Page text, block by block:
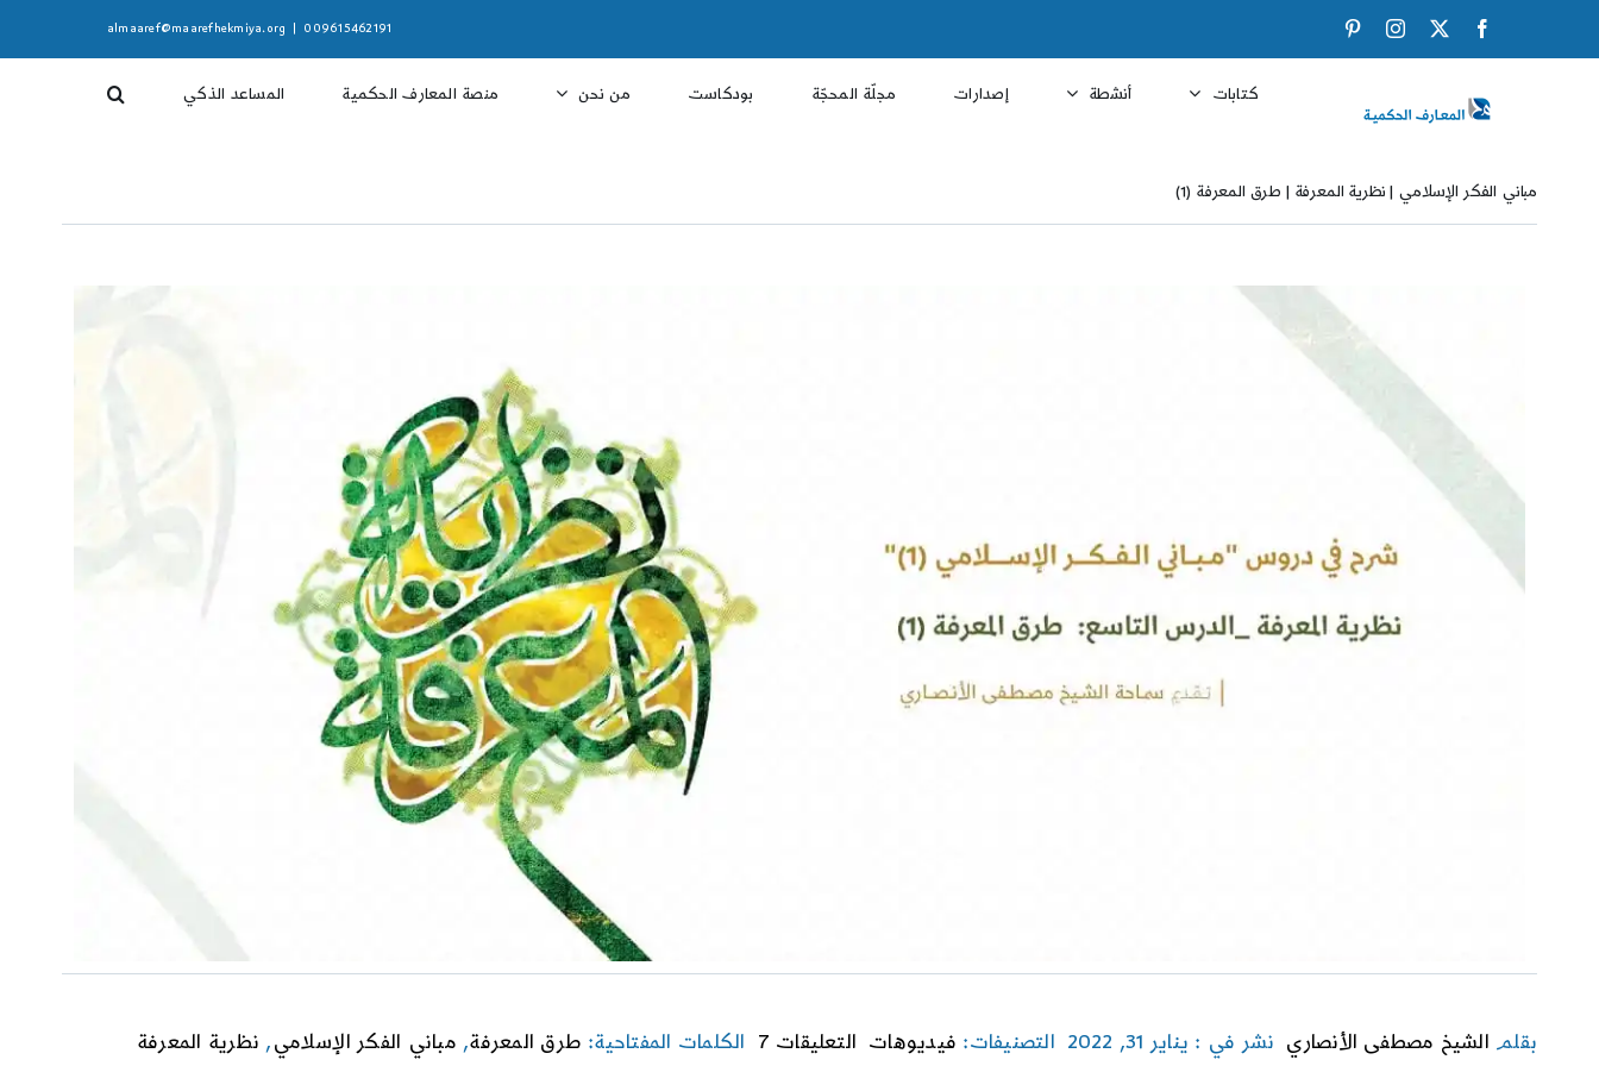
Facebook
X
Instagram
009615462191
almaaref@maarefhekmiya.org
كتابات أنشطة إصدارات مجلّة المحجّة بودكاست من نحن منصة المعارف الحكمية المساعد الذكي
مباني الفكر الإسلامي | نظرية المعرفة | طرق المعرفة (1)
بقلم الشيخ مصطفى الأنصاري نشر في : يناير 31, 2022 التصنيفات: فيديوهات التعليقات 7
onالكلمات المفتاحية: طرق المعرفة, مباني الفكر الإسلامي , نظرية المعرفة